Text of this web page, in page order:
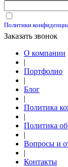
Политики
Заказать звонок
О компании
Портфолио
Блог
Политика
Политика
Вопросы и
Контакты